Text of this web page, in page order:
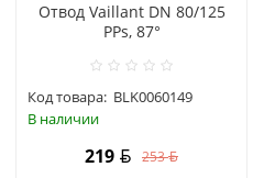
Отвод Vaillant DN 80/125
PPs, 87°
Код товара: BLK0060149
В наличии
219 253